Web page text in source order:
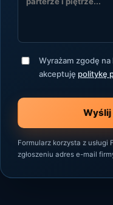
Wyrażam zgodę
akceptuję politykę
Formularz korzysta z usługi
zgłoszeniu adres e-mail